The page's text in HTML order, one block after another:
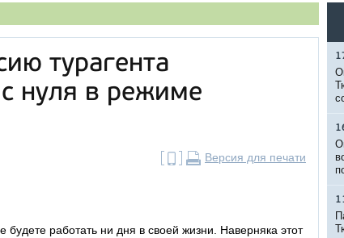
турагента
нуля в режиме
Версия для печати
работать ни дня в своей жизни. Наверняка этот